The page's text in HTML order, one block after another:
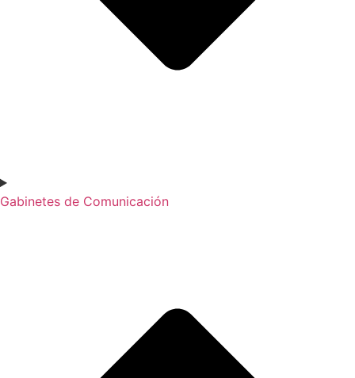
Gabinetes de Comunicación